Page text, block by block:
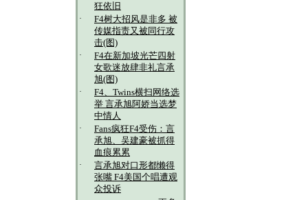
狂依旧
·
F4树大招风是非多 被
传媒指责又被同行攻
击(图)
·
F4在新加坡光芒四射
女歌迷放肆非礼言承
旭(图)
·
F4、Twins横扫网络选
举 言承旭阿娇当选梦
中情人
·
Fans疯狂F4受伤：言
承旭、吴建豪被抓得
血痕累累
·
言承旭对口形都懒得
张嘴 F4美国个唱遭观
众投诉